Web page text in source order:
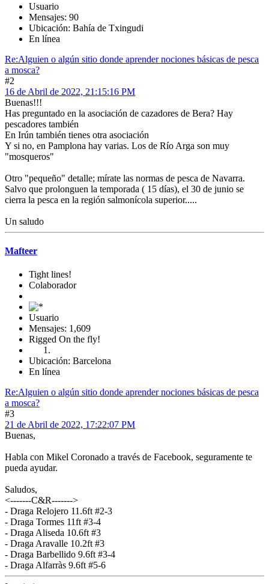
Usuario
Mensajes: 90
Ubicación: Bahía de Txingudi
En línea
Re:Alguien o algún sitio donde aprender nociones básicas de pesca
a mosca?
#2
16 de Abril de 2022, 21:15:16 PM
Buenas!!!
Has preguntado en la asociación de cazadores de Bera? Hay
pescadores también
En Irún también tienes otra asociación
Y si no, en Pamplona hay varias. Los de Río Arga son muy
"mosqueros"
Otro "pequeño" detalle; mírate las normas de pesca de Navarra.
Salvo que prolonguen la temporada ( 15 días), el 30 de junio se
cierra la pesca en la región salmonícola superior.....
Un saludo
Mafteer
Tight lines!
Colaborador
Usuario
Mensajes: 1,609
Rigged On the fly!
Ubicación: Barcelona
En línea
Re:Alguien o algún sitio donde aprender nociones básicas de pesca
a mosca?
#3
21 de Abril de 2022, 17:22:07 PM
Buenas,
Habla con Mikel Coronado a través de Facebook, seguramente te
pueda ayudar.
Saludos,
<-------C&R------->
- Draga Relojero 11.6ft #2-3
- Draga Tormes 11ft #3-4
- Draga Aliseda 10.6ft #3
- Draga Aravalle 10.2ft #3
- Draga Barbellido 9.6ft #3-4
- Draga Alfarràs 9.6ft #5-6